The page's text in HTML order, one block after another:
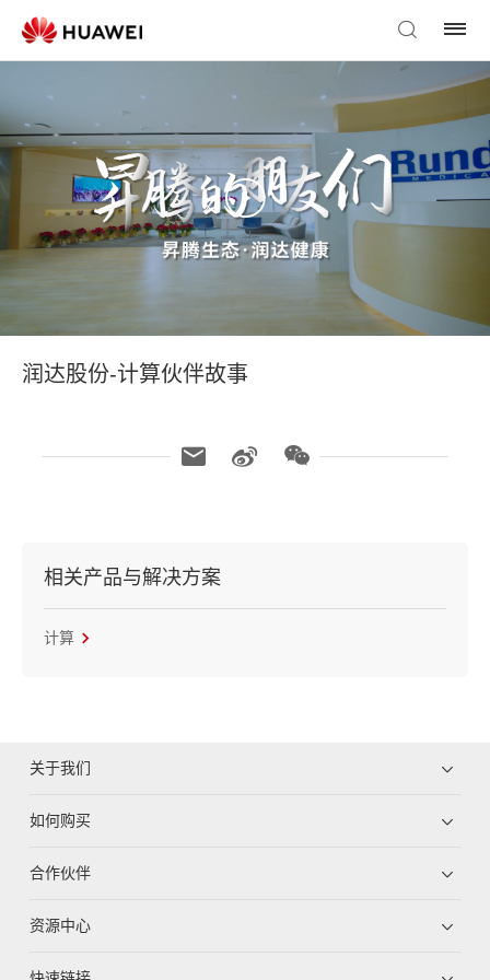
润达股份-计算伙伴故事
相关产品与解决方案
计算
关于我们
如何购买
合作伙伴
资源中心